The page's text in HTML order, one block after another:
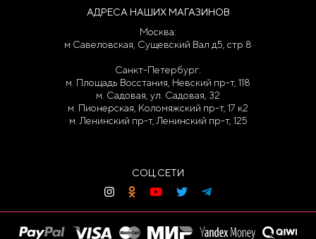
АДРЕСА НАШИХ МАГАЗИНОВ
Москва:
м Савеловская, Сущевский Вал д5, стр 8
Санкт-Петербург:
м. Площадь Восстания, Невский пр-т, 118
м. Садовая, ул. Садовая, 32
м. Пионерская, Коломяжский пр-т, 17 к2
м. Ленинский пр-т, Ленинский пр-т, 125
СОЦ.СЕТИ